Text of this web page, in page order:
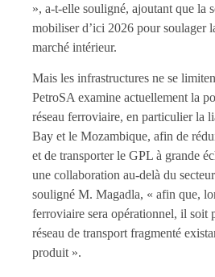
», a-t-elle souligné, ajoutant que la
mobiliser d’ici 2026 pour soulager
marché intérieur.
Mais les infrastructures ne se
PetroSA examine actuellement la
réseau ferroviaire, en particulier la
Bay et le Mozambique, afin de
et de transporter le GPL à grande
une collaboration au-delà du
souligné M. Magadla, « afin que,
ferroviaire sera opérationnel, il soit
réseau de transport fragmenté
produit ».